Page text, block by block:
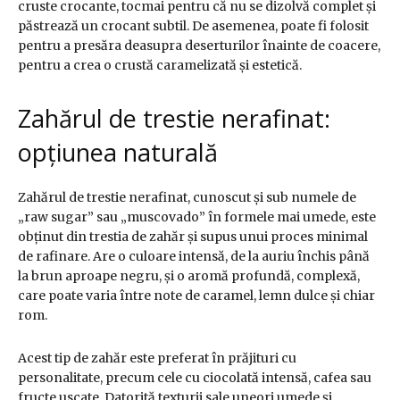
cruste crocante, tocmai pentru că nu se dizolvă complet și
păstrează un crocant subtil. De asemenea, poate fi folosit
pentru a presăra deasupra deserturilor înainte de coacere,
pentru a crea o crustă caramelizată și estetică.
Zahărul de trestie nerafinat:
opțiunea naturală
Zahărul de trestie nerafinat, cunoscut și sub numele de
„raw sugar” sau „muscovado” în formele mai umede, este
obținut din trestia de zahăr și supus unui proces minimal
de rafinare. Are o culoare intensă, de la auriu închis până
la brun aproape negru, și o aromă profundă, complexă,
care poate varia între note de caramel, lemn dulce și chiar
rom.
Acest tip de zahăr este preferat în prăjituri cu
personalitate, precum cele cu ciocolată intensă, cafea sau